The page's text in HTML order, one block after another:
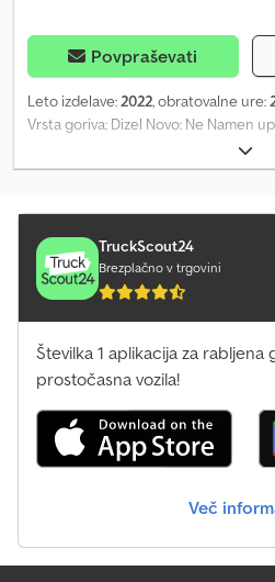
Povpraševati
Leto izdelave:2022, obratovalne ure:
Vrsta goriva: Dizel Novo: Ne Namen
Znamka motorja: Kubota Dimenzije
x 250 cm Serijska številka:
TruckScout24
Brezplačno v trgovini
Številka 1 aplikacija za rabljena
prostočasna vozila!
Več